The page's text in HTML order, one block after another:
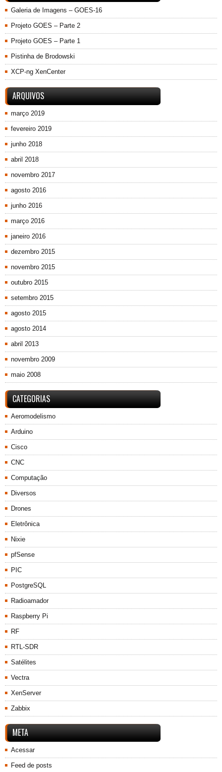
Galeria de Imagens – GOES-16
Projeto GOES – Parte 2
Projeto GOES – Parte 1
Pistinha de Brodowski
XCP-ng XenCenter
ARQUIVOS
março 2019
fevereiro 2019
junho 2018
abril 2018
novembro 2017
agosto 2016
junho 2016
março 2016
janeiro 2016
dezembro 2015
novembro 2015
outubro 2015
setembro 2015
agosto 2015
agosto 2014
abril 2013
novembro 2009
maio 2008
CATEGORIAS
Aeromodelismo
Arduino
Cisco
CNC
Computação
Diversos
Drones
Eletrônica
Nixie
pfSense
PIC
PostgreSQL
Radioamador
Raspberry Pi
RF
RTL-SDR
Satélites
Vectra
XenServer
Zabbix
META
Acessar
Feed de posts